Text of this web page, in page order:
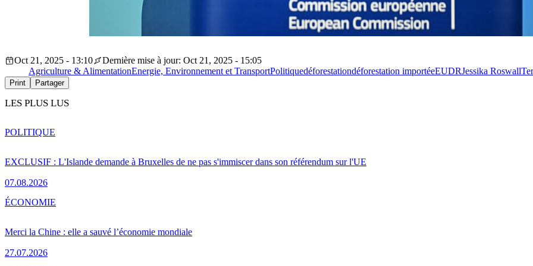
Oct 21, 2025 - 13:10
Dernière mise à jour: Oct 21, 2025 - 15:05
Agriculture & AlimentationEnergie, Environnement et TransportPolitiquedéforestationdéforestation importéeEUDRJessika Roswall
Print Partager
LES PLUS LUS
EXCLUSIF : L'Islande demande à Bruxelles de ne pas s'immiscer dans son référendum sur l'UE
07.08.2026
POLITIQUE
Merci la Chine : elle a sauvé l’économie mondiale
27.07.2026
ÉCONOMIE